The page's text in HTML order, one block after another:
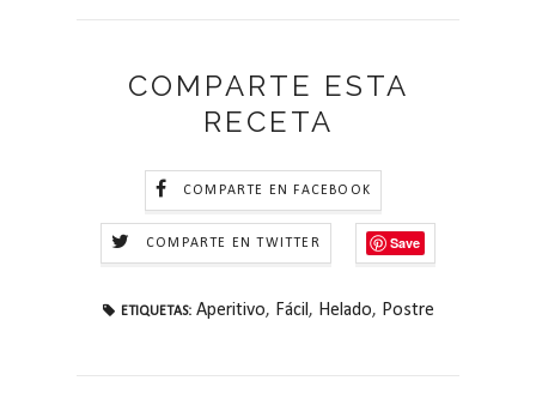
COMPARTE ESTA
RECETA
COMPARTE EN FACEBOOK
COMPARTE EN TWITTER Save
ETIQUETAS: Aperitivo, Fácil , Helado, Postre